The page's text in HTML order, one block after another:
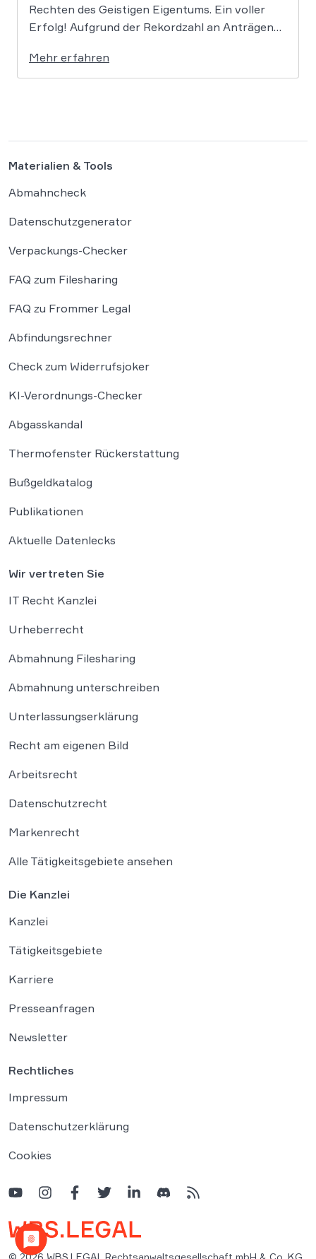
Rechten des Geistigen Eigentums. Ein voller
Erfolg! Aufgrund der Rekordzahl an Anträgen
Business“ wurden die zugewiesenen Mittel in
den letzten Jahren immer rasant aufgebraucht.
Mehr erfahren
Materialien & Tools
Abmahncheck
Datenschutzgenerator
Verpackungs-Checker
FAQ zum Filesharing
FAQ zu Frommer Legal
Abfindungsrechner
Check zum Widerrufsjoker
KI-Verordnungs-Checker
Abgasskandal
Thermofenster Rückerstattung
Bußgeldkatalog
Publikationen
Aktuelle Datenlecks
Wir vertreten Sie
IT Recht Kanzlei
Urheberrecht
Abmahnung Filesharing
Abmahnung unterschreiben
Unterlassungserklärung
Recht am eigenen Bild
Arbeitsrecht
Datenschutzrecht
Markenrecht
Alle Tätigkeitsgebiete ansehen
Die Kanzlei
Kanzlei
Tätigkeitsgebiete
Karriere
Presseanfragen
Newsletter
Rechtliches
Impressum
Datenschutzerklärung
Cookies
© 2026 WBS.LEGAL Rechtsanwaltsgesellschaft mbH & Co. KG